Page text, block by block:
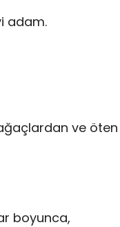
adam.
ve öten
boyunca,